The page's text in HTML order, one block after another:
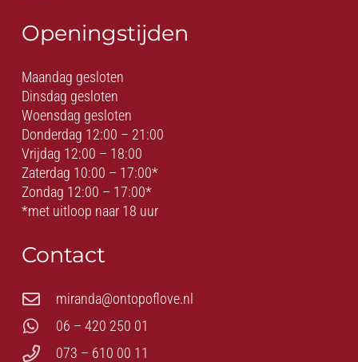
Openingstijden
Maandag gesloten
Dinsdag gesloten
Woensdag gesloten
Donderdag 12:00 – 21:00
Vrijdag 12:00 – 18:00
Zaterdag 10:00 – 17:00*
Zondag 12:00 – 17:00*
*met uitloop naar 18 uur
Contact
miranda@ontopoflove.nl
06 – 420 250 01
073 – 610 00 11